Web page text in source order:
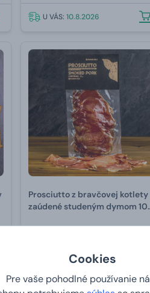
Cookies
Pre vaše pohodlné používanie
U VÁS: 10.8.2026
Prosciutto z bravčovej kotlety
zaúdené studeným dymom
10.8.2026